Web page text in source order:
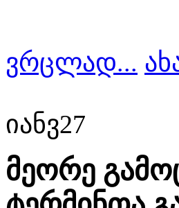
ვრცლად...
იანვ27
მეორე